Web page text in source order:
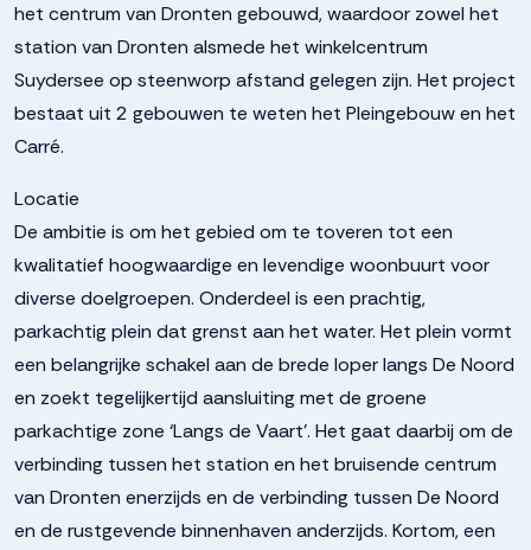
het centrum van Dronten gebouwd, waardoor zowel het
station van Dronten alsmede het winkelcentrum
Suydersee op steenworp afstand gelegen zijn. Het project
bestaat uit 2 gebouwen te weten het Pleingebouw en het
Carré.
Locatie
De ambitie is om het gebied om te toveren tot een
kwalitatief hoogwaardige en levendige woonbuurt voor
diverse doelgroepen. Onderdeel is een prachtig,
parkachtig plein dat grenst aan het water. Het plein vormt
een belangrijke schakel aan de brede loper langs De Noord
en zoekt tegelijkertijd aansluiting met de groene
parkachtige zone ‘Langs de Vaart’. Het gaat daarbij om de
verbinding tussen het station en het bruisende centrum
van Dronten enerzijds en de verbinding tussen De Noord
en de rustgevende binnenhaven anderzijds. Kortom, een